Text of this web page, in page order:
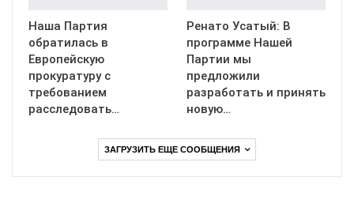
Наша Партия
обратилась в
Европейскую
прокуратуру с
требованием
расследовать…
Ренато Усатый: В
программе Нашей
Партии мы
предложили
разработать и принять
новую…
ЗАГРУЗИТЬ ЕЩЕ СООБЩЕНИЯ